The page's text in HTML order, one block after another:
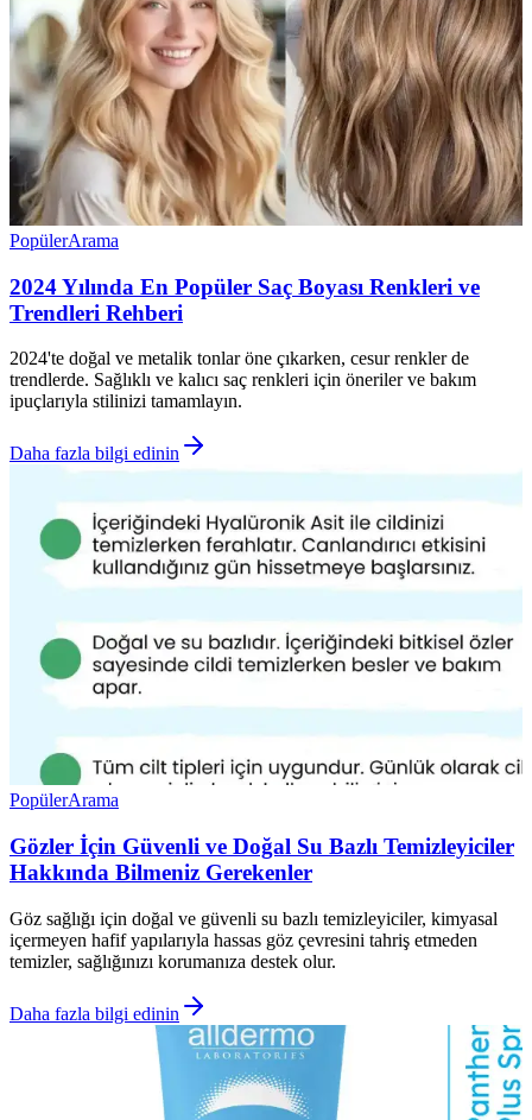
PopülerArama
2024 Yılında En Popüler Saç Boyası Renkleri ve
Trendleri Rehberi
2024'te doğal ve metalik tonlar öne çıkarken, cesur renkler de
trendlerde. Sağlıklı ve kalıcı saç renkleri için öneriler ve bakım
ipuçlarıyla stilinizi tamamlayın.
Daha fazla bilgi edinin
PopülerArama
Gözler İçin Güvenli ve Doğal Su Bazlı Temizleyiciler
Hakkında Bilmeniz Gerekenler
Göz sağlığı için doğal ve güvenli su bazlı temizleyiciler, kimyasal
içermeyen hafif yapılarıyla hassas göz çevresini tahriş etmeden
temizler, sağlığınızı korumanıza destek olur.
Daha fazla bilgi edinin